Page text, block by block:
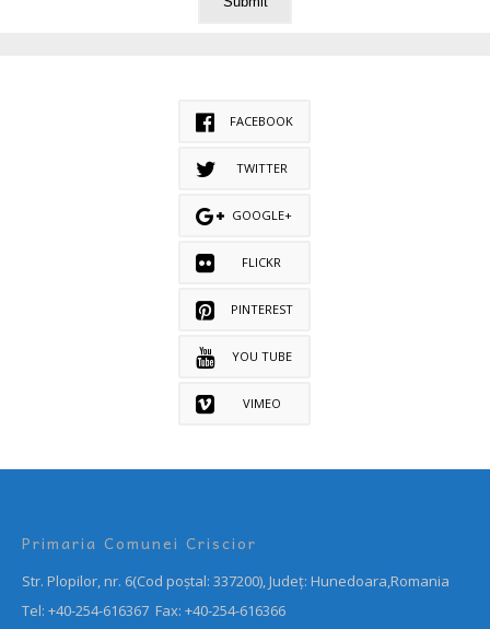
FACEBOOK
TWITTER
GOOGLE+
FLICKR
PINTEREST
YOU TUBE
VIMEO
Primaria Comunei Criscior
Str. Plopilor, nr. 6(Cod poștal: 337200), Județ: Hunedoara,Romania
Tel: +40-254-616367 Fax: +40-254-616366